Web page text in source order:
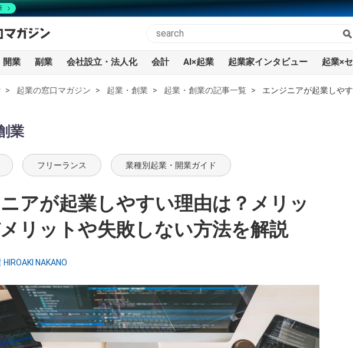
開業 副業 会社設立・法人化 会計 AI×起業 起業家インタビュー 起業×
起業の窓口マガジン 起業・創業 起業・創業の記事一覧
エンジニアが起業しや
業
フリーランス 業種別起業・開業ガイド
アが起業しやすい理由は？メリッ
メリットや失敗しない方法を解説
NAKANO